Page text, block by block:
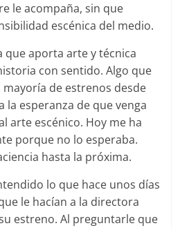
le acompaña, sin que
escénica del medio.
que aporta arte y técnica
con sentido. Algo que
de estrenos desde
la esperanza de que venga
arte escénico. Hoy me ha
porque no lo esperaba.
hasta la próxima.
lo que hace unos días
le hacían a la directora
estreno. Al preguntarle que